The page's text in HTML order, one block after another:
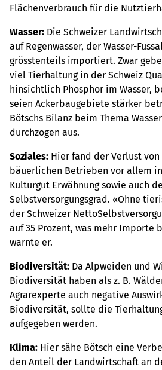
Flächenverbrauch für die
Wasser: Die Schweizer
auf Regenwasser, der Wasser-
grösstenteils importiert. Zwar
viel Tierhaltung in der Schweiz
hinsichtlich Phosphor im Wasser,
seien Ackerbaugebiete stärker
Bötschs Bilanz beim Thema
durchzogen aus.
Soziales: Hier fand der Verlust
bäuerlichen Betrieben vor allem
Kulturgut Erwähnung sowie auch
Selbstversorgungsgrad. «Ohne
der Schweizer
auf 35 Prozent, was mehr Importe
warnte er.
Biodiversität: Da Alpweiden und
Biodiversität haben als z. B.
Agrarexperte auch negative
Biodiversität, sollte die
aufgegeben werden.
Klima: Hier sähe Bötsch eine
den Anteil der Landwirtschaft an